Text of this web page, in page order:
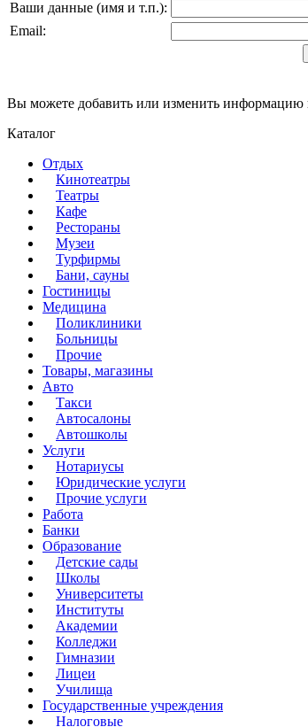
Ваши данные (имя и т.п.):
Email:
Вы можете добавить или изменить информацию
Каталог
Отдых
Кинотеатры
Театры
Кафе
Рестораны
Музеи
Турфирмы
Бани, сауны
Гостиницы
Медицина
Поликлиники
Больницы
Прочие
Товары, магазины
Авто
Такси
Автосалоны
Автошколы
Услуги
Нотариусы
Юридические услуги
Прочие услуги
Работа
Банки
Образование
Детские сады
Школы
Университеты
Институты
Академии
Колледжи
Гимназии
Лицеи
Училища
Государственные учреждения
Налоговые